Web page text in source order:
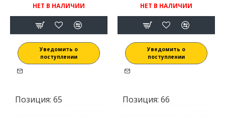
НЕТ В НАЛИЧИИ
Уведомить о
поступлении
НЕТ В НАЛИЧИИ
Уведомить о
поступлении
Позиция: 65 Позиция: 66